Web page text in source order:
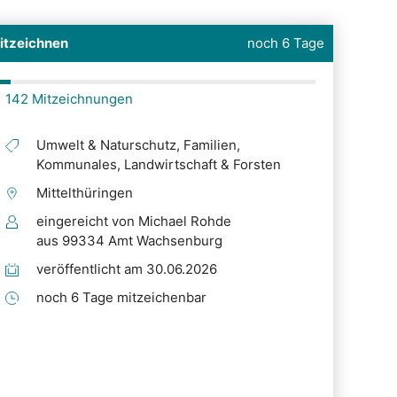
noch 6 Tage
142 Mitzeichnungen
Umwelt & Naturschutz, Familien,
Kommunales, Landwirtschaft & Forsten
Mittelthüringen
eingereicht von Michael Rohde
aus 99334 Amt Wachsenburg
veröffentlicht am 30.06.2026
noch 6 Tage mitzeichenbar